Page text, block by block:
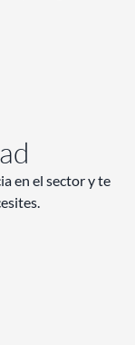
en el sector y te